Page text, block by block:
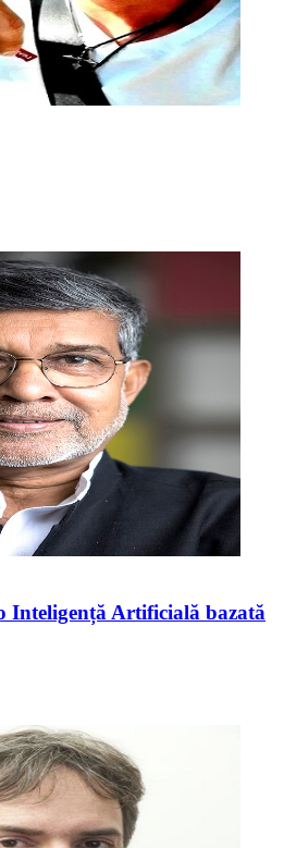
Inteligență Artificială bazată